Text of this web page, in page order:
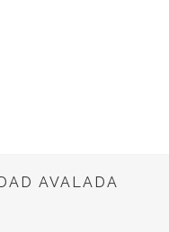
AVALADA